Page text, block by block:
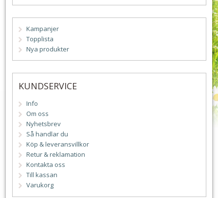
Kampanjer
Topplista
Nya produkter
KUNDSERVICE
Info
Om oss
Nyhetsbrev
Så handlar du
Köp & leveransvillkor
Retur & reklamation
Kontakta oss
Till kassan
Varukorg